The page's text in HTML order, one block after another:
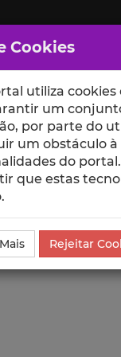
Comunicação
Cookies
utiliza
um
por parte do
um obstáculo à
do
que estas
Rejeitar